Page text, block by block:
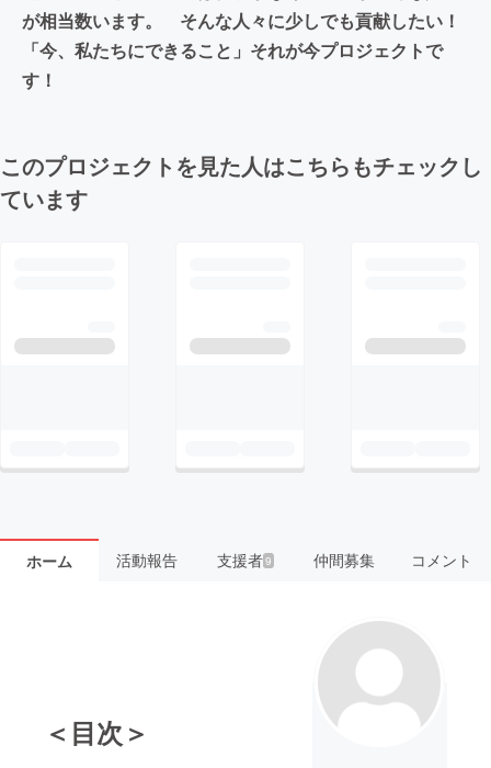
が相当数います。 そんな人々に少しでも貢献したい！
「今、私たちにできること」それが今プロジェクトで
す！
このプロジェクトを見た人はこちらもチェックし
ています
ホーム 活動報告 支援者9 仲間募集 コメント
＜目次＞